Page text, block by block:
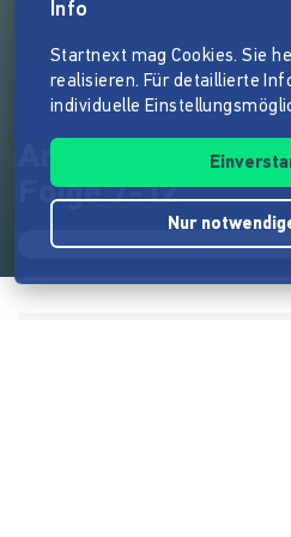
Anomalia - das
Folge 7-12
Info
Startnext mag Cookies. Sie
realisieren. Für detaillierte
individuelle
Nur